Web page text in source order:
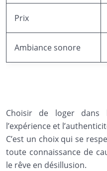
Prix
Ambiance sonore
Choisir de loger dans
l’expérience et
C’est un choix qui se
toute connaissance de
le rêve en désillusion.